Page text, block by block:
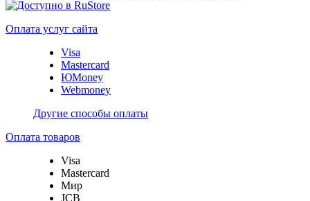
Оплата услуг сайта
Visa
Mastercard
ЮMoney
Webmoney
Другие способы оплаты
Оплата товаров
Visa
Mastercard
Мир
JCB